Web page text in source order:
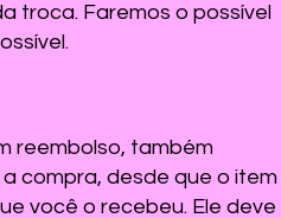
troca. Faremos o possível
reembolso, também
compra, desde que o item
você o recebeu. Ele deve